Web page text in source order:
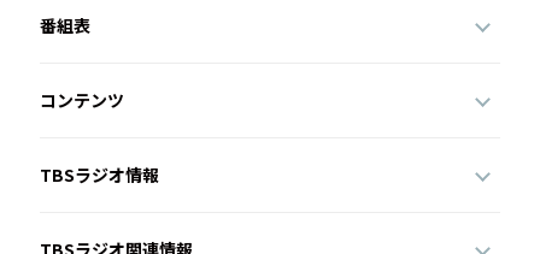
番組表
コンテンツ
TBSラジオ情報
TBSラジオ関連情報